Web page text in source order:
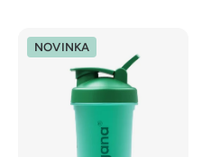
NOVINKA